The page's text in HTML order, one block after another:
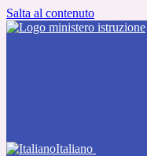
Salta al contenuto
Italiano